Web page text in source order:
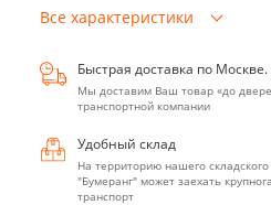
Все характеристики
Быстрая доставка по Москве.
Мы доставим Ваш товар «до
транспортной компании
Удобный склад
На территорию нашего
"Бумеранг" может заехать
транспорт